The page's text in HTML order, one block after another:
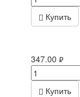
Купить
347.00 руб.
Купить